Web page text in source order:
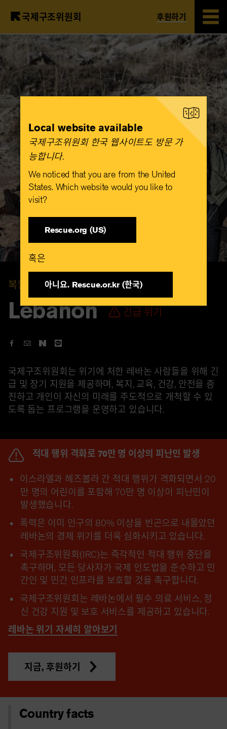
to
main
content
국제구조위원회 후원하기
복합적인 위기
Lebanon 긴급 위기
국제구조위원회는 위기에 처한 레바논 사람들을 위해 긴
급 및 장기 지원을 제공하며, 복지, 교육, 건강, 안전을 증
진하고 개인이 자신의 미래를 주도적으로 개척할 수 있
도록 돕는 프로그램을 운영하고 있습니다.
적대 행위 격화로 70만 명 이상의 피난민 발생
이스라엘과 헤즈볼라 간 적대 행위가 격화되면서 20
만 명의 어린이를 포함해 70만 명 이상이 피난민이
발생했습니다.
폭력은 이미 인구의 80% 이상을 빈곤으로 내몰았던
레바논의 경제 위기를 더욱 심화시키고 있습니다.
국제구조위원회(IRC)는 즉각적인 적대 행위 중단을
촉구하며, 모든 당사자가 국제 인도법을 준수하고 민
간인 및 민간 인프라를 보호할 것을 촉구합니다.
국제구조위원회는 레바논에서 필수 의료 서비스, 정
신 건강 지원 및 보호 서비스를 제공하고 있습니다.
레바논 위기 자세히 알아보기
지금, 후원하기
Country facts
Local website available
국제구조위원회 한국 웹사이트도 방문 가
능합니다.​
We noticed that you are from the United
States. Which website would you like to
visit?
Rescue.org (US)
혹은​
아니요. Rescue.or.kr (한국)​